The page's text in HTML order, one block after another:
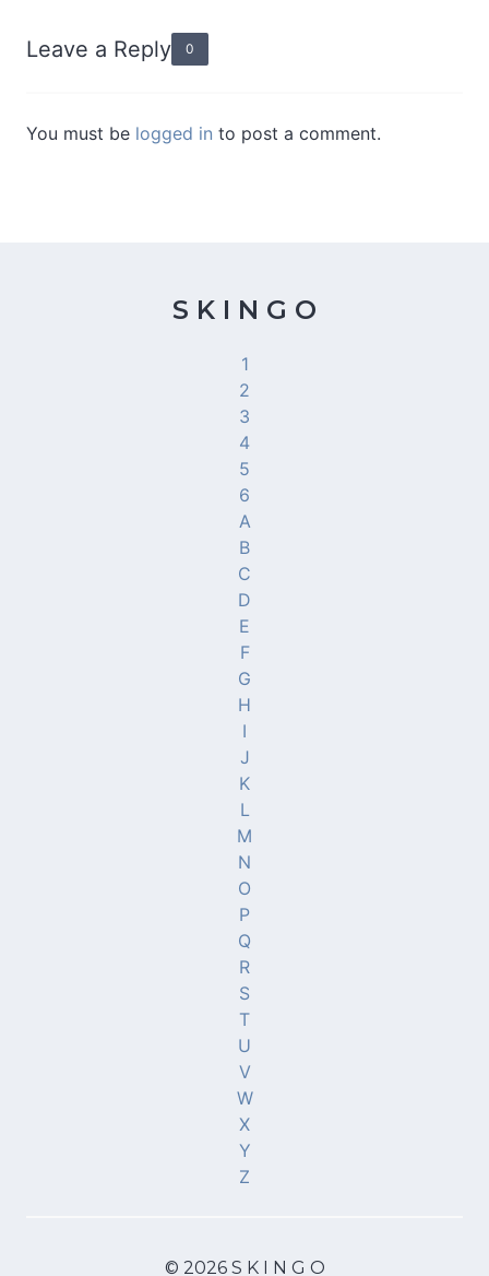
Leave a Reply 0
You must be logged in to post a comment.
S K I N G O
1
2
3
4
5
6
A
B
C
D
E
F
G
H
I
J
K
L
M
N
O
P
Q
R
S
T
U
V
W
X
Y
Z
© 2026 S K I N G O